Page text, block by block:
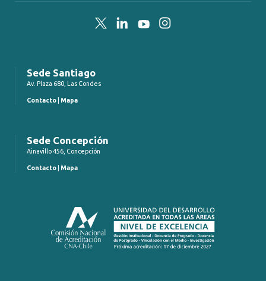
TwitterLinkedInYouTubeInstagram
Sede Santiago
Av. Plaza 680, Las Condes
Contacto Mapa
Sede Concepción
Ainavillo 456, Concepción
Contacto Mapa